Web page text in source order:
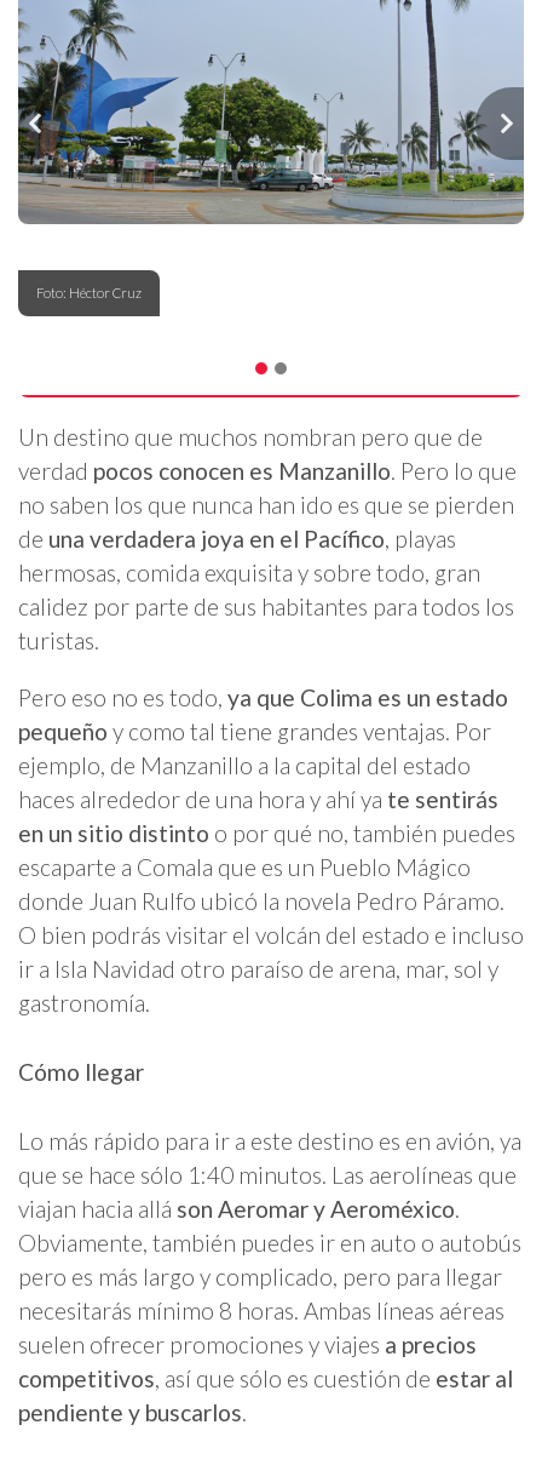
Foto: Héctor Cruz
Un destino que muchos nombran pero que de
verdad pocos conocen es Manzanillo. Pero lo que
no saben los que nunca han ido es que se pierden
de una verdadera joya en el Pacífico, playas
hermosas, comida exquisita y sobre todo, gran
calidez por parte de sus habitantes para todos los
turistas.
Pero eso no es todo, ya que Colima es un estado
pequeño y como tal tiene grandes ventajas. Por
ejemplo, de Manzanillo a la capital del estado
haces alrededor de una hora y ahí ya te sentirás
en un sitio distinto o por qué no, también puedes
escaparte a Comala que es un Pueblo Mágico
donde Juan Rulfo ubicó la novela Pedro Páramo.
O bien podrás visitar el volcán del estado e incluso
ir a Isla Navidad otro paraíso de arena, mar, sol y
gastronomía.
Cómo llegar
Lo más rápido para ir a este destino es en avión, ya
que se hace sólo 1:40 minutos. Las aerolíneas que
viajan hacia allá son Aeromar y Aeroméxico.
Obviamente, también puedes ir en auto o autobús
pero es más largo y complicado, pero para llegar
necesitarás mínimo 8 horas. Ambas líneas aéreas
suelen ofrecer promociones y viajes a precios
competitivos, así que sólo es cuestión de estar al
pendiente y buscarlos.